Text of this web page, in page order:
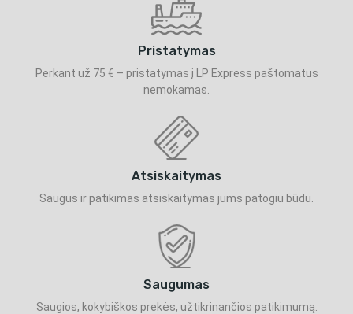
Pristatymas
Perkant už 75 € – pristatymas į LP Express paštomatus
nemokamas.
Atsiskaitymas
Saugus ir patikimas atsiskaitymas jums patogiu būdu.
Saugumas
Saugios, kokybiškos prekės, užtikrinančios patikimumą.